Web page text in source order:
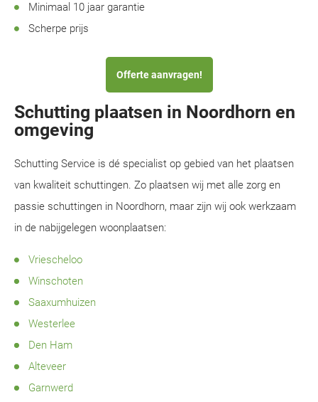
Minimaal 10 jaar garantie
Scherpe prijs
Offerte aanvragen!
Schutting plaatsen in Noordhorn en
omgeving
Schutting Service is dé specialist op gebied van het plaatsen
van kwaliteit schuttingen. Zo plaatsen wij met alle zorg en
passie schuttingen in Noordhorn, maar zijn wij ook werkzaam
in de nabijgelegen woonplaatsen:
Vriescheloo
Winschoten
Saaxumhuizen
Westerlee
Den Ham
Alteveer
Garnwerd